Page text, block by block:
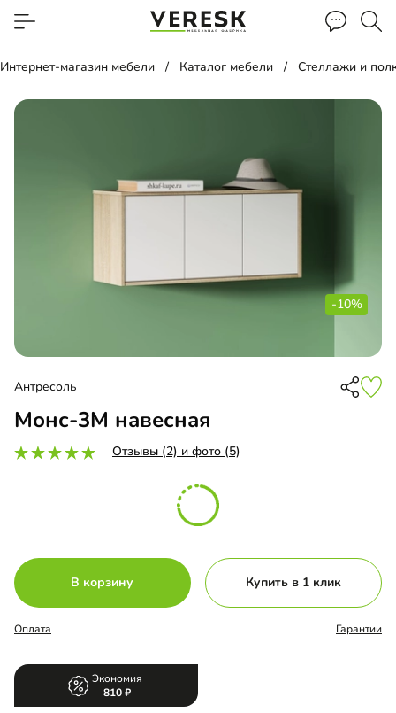
Интернет-магазин мебели Каталог мебели Стеллажи и
-10%
Антресоль
Монс-3М навесная
Отзывы (2) и фото (5)
В корзину Купить в 1 клик
Оплата Гарантии
Экономия
810